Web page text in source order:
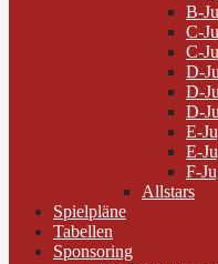
B-
C-
C-
D-
D-
D-
E-
E-
F-
Allstars
Spielpläne
Tabellen
Sponsoring